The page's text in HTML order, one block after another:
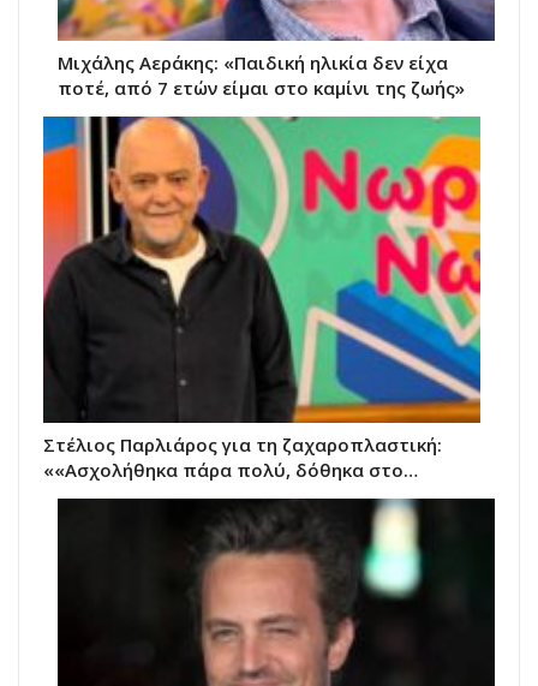
Μιχάλης Αεράκης: «Παιδική ηλικία δεν είχα
ποτέ, από 7 ετών είμαι στο καμίνι της ζωής»
Στέλιος Παρλιάρος για τη ζαχαροπλαστική:
««Ασχολήθηκα πάρα πολύ, δόθηκα στο…